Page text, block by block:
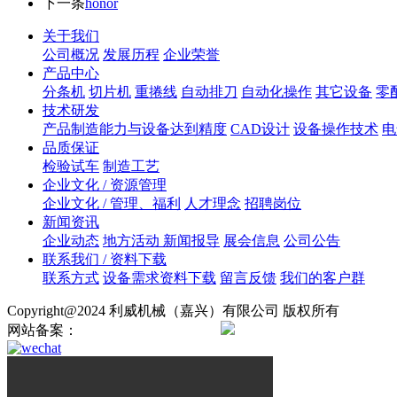
下一条honor
关于我们
公司概况 发展历程 企业荣誉
产品中心
分条机 切片机 重捲线 自动排刀 自动化操作 其它设备 零
技术研发
产品制造能力与设备达到精度 CAD设计 设备操作技术
品质保证
检验试车 制造工艺
企业文化 / 资源管理
企业文化 / 管理、福利
人才理念 招聘岗位
新闻资讯
企业动态 地方活动 新闻报导 展会信息 公司公告
联系我们 / 资料下载
联系方式 设备需求资料下载 留言反馈 我们的客户群
Copyright@2024 利威机械（嘉兴）有限公司 版权所有
网站备案：